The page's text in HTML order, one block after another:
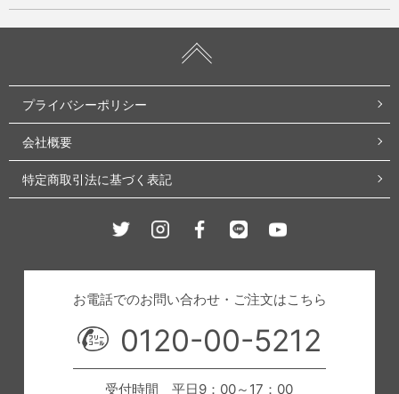
プライバシーポリシー
会社概要
特定商取引法に基づく表記
Twitter InstagramFacebook
Line
お電話でのお問い合わせ・ご注文はこちら
0120-00-5212
受付時間 平日9：00～17：00